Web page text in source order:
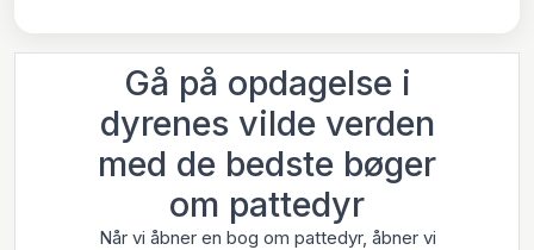
Gå på opdagelse i
dyrenes vilde verden
med de bedste bøger
om pattedyr
Når vi åbner en bog om pattedyr, åbner vi